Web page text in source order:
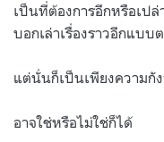
เป็นที่ต้องการอีกหรือเปล่
บอกเล่าเรื่องราวอีกแบ
แต่นั่นก็เป็นเพียงความกั
อาจใช่หรือไม่ใช่ก็ได้